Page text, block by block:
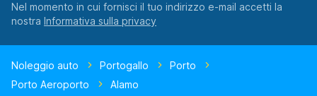
Nel momento in cui fornisci il tuo indirizzo e-mail accetti la
nostra
Noleggio auto Portogallo
Porto
Porto Aeroporto
Alamo